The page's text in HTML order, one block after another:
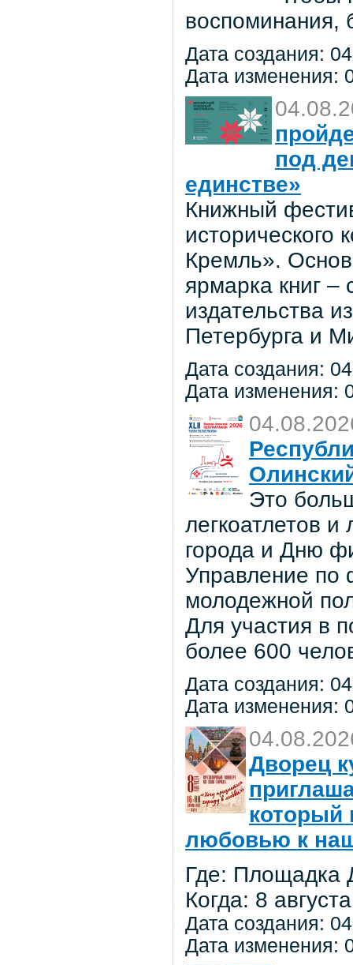
воспоминания,
Дата создания:
Дата изменения:
под
единстве»
Книжный
исторического
Кремль».
ярмарка книг –
издательства
Петербурга и
Дата создания:
Дата изменения:
Это
легкоатлетов
города и Дню
Управление по
молодежной
Для участия в
более 600
Дата создания:
Дата изменения:
Дворец
который
любовью к
Где: Площадка
Когда: 8
Дата создания:
Дата изменения: